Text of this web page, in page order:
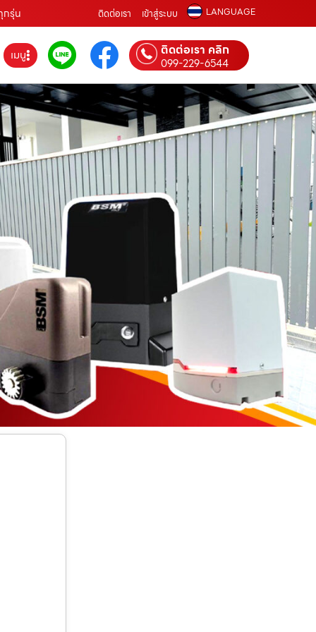
กรุ่น ติดต่อเรา เข้าสู่ระบบ LANGUAGE
เมนู ติดต่อเรา คลิก
099-229-6544